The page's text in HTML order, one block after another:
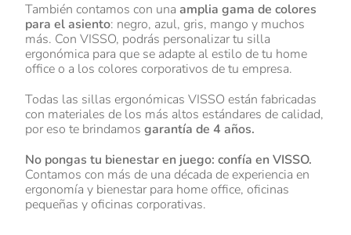
También contamos con unaamplia gama de colores
para el asiento: negro, azul, gris, mango y muchos
más. Con VISSO, podrás personalizar tu silla
ergonómica para que se adapte al estilo de tu home
office o a los colores corporativos de tu empresa.
Todas las sillas ergonómicas VISSO están fabricadas
con materiales de los más altos estándares de calidad,
por eso te brindamosgarantía de 4 años.
No pongas tu bienestar en juego: confía en VISSO.
Contamos con más de una década de experiencia en
ergonomía y bienestar para home office, oficinas
pequeñas y oficinas corporativas.